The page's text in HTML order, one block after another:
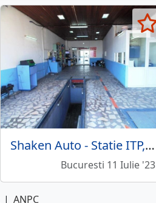
Shaken Auto - Statie ITP, service auto
Bucuresti 11 Iulie '23
| ANPC